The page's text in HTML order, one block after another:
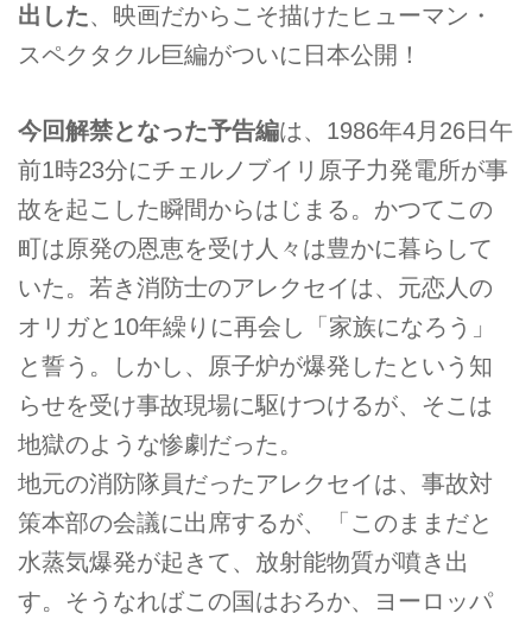
出した、映画だからこそ描けたヒューマン・
スペクタクル巨編がついに日本公開！
今回解禁となった予告編は、1986年4月26日午
前1時23分にチェルノブイリ原子力発電所が事
故を起こした瞬間からはじまる。かつてこの
町は原発の恩恵を受け人々は豊かに暮らして
いた。若き消防士のアレクセイは、元恋人の
オリガと10年繰りに再会し「家族になろう」
と誓う。しかし、原子炉が爆発したという知
らせを受け事故現場に駆けつけるが、そこは
地獄のような惨劇だった。
地元の消防隊員だったアレクセイは、事故対
策本部の会議に出席するが、「このままだと
水蒸気爆発が起きて、放射能物質が噴き出
す。そうなればこの国はおろか、ヨーロッパ